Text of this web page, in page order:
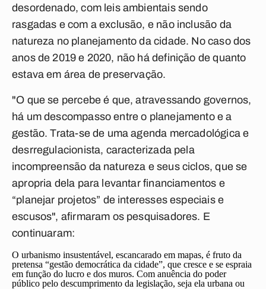
desordenado, com leis ambientais sendo
rasgadas e com a exclusão, e não inclusão da
natureza no planejamento da cidade. No caso dos
anos de 2019 e 2020, não há definição de quanto
estava em área de preservação.
"O que se percebe é que, atravessando governos,
há um descompasso entre o planejamento e a
gestão. Trata-se de uma agenda mercadológica e
desrregulacionista, caracterizada pela
incompreensão da natureza e seus ciclos, que se
apropria dela para levantar financiamentos e
“planejar projetos” de interesses especiais e
escusos", afirmaram os pesquisadores. E
continuaram:
O urbanismo insustentável, escancarado em mapas, é fruto da
pretensa “gestão democrática da cidade”, que cresce e se espraia
em função do lucro e dos muros. Com anuência do poder
público pelo descumprimento da legislação, seja ela urbana ou